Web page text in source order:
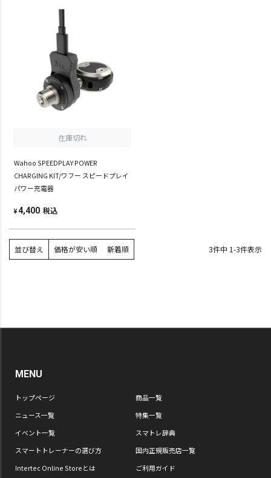
在庫切れ
Wahoo SPEEDPLAY POWER
CHARGING KIT/ワフー スピードプレイ
パワー充電器
¥4,400 税込
並び替え 価格が安い順 新着順 3件中 1-3件表示
MENU
トップページ
商品一覧
ニュース一覧
特集一覧
イベント一覧
スマトレ辞典
スマートトレーナーの選び方
国内正規販売店一覧
Intertec Online Storeとは
ご利用ガイド